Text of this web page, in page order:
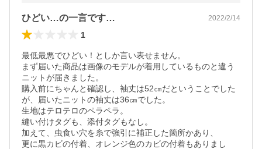
ひどい…の一言です… 2022/2/14
1
最低最悪でひどい！としか言い表せません。
まず届いた商品は画像のモデルが着用しているものと違う
ニットが届きました。
購入前にちゃんと確認し、袖丈は52㎝だということでした
が、届いたニットの袖丈は36㎝でした。
生地はテロテロのペラペラ。
縫い付けタグも、添付タグもなし。
加えて、虫食い穴を糸で強引に補正した箇所かあり、
更に黒カビの付着、オレンジ色のカビの付着もありまし